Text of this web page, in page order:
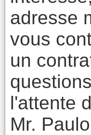
adresse
vous
un
l'attente
Mr.